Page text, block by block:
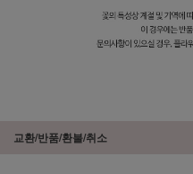
교환/반품/환불/취소